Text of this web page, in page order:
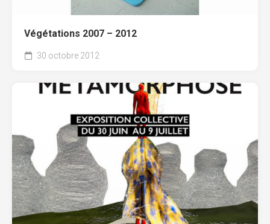
Végétations 2007 – 2012
30 octobre 2012